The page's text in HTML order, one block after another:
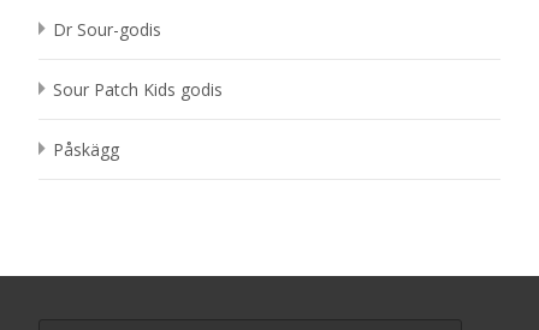
Dr Sour-godis
Sour Patch Kids godis
Påskägg